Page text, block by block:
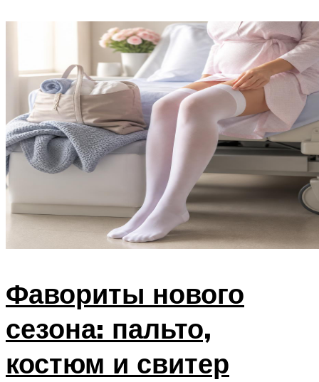
Фавориты нового
сезона: пальто,
костюм и свитер